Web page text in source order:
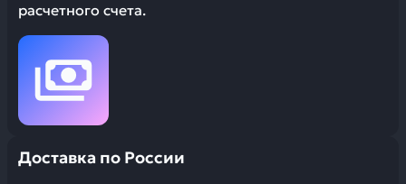
расчетного счета.
Доставка по России